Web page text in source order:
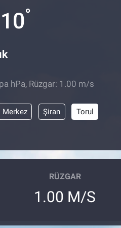
10°
hPa, Rüzgar: 1.00 m/s
Merkez Şiran Torul
RÜZGAR
1.00 M/S